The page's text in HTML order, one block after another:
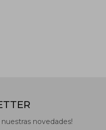
novedades!